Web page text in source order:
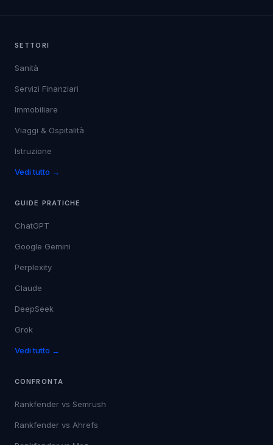
SETTORI
Sanità
Servizi Finanziari
Immobiliare
Viaggi & Ospitalità
Istruzione
Vedi tutto →
GUIDE PRATICHE
ChatGPT
Google Gemini
Perplexity
Claude
DeepSeek
Grok
Vedi tutto →
CONFRONTA
Rankfender vs Semrush
Rankfender vs Ahrefs